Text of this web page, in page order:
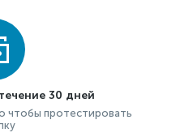
30 дней
чтобы протестировать